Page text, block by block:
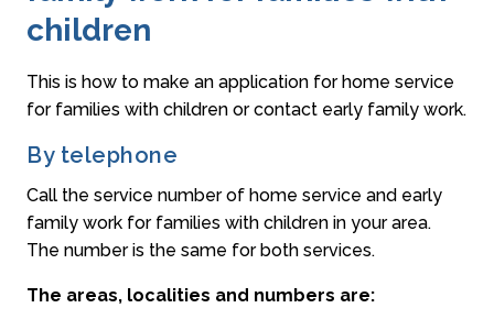
children
This is how to make an application for home service
for families with children or contact early family work.
By telephone
Call the service number of home service and early
family work for families with children in your area.
The number is the same for both services.
The areas, localities and numbers are: